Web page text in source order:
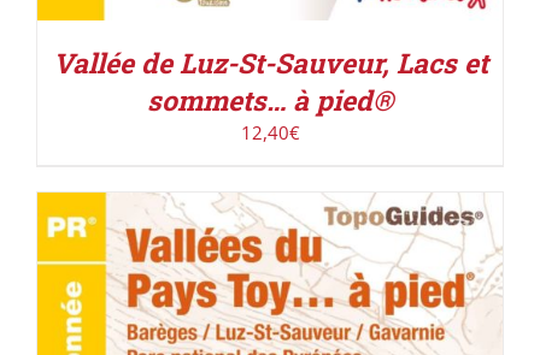
Vallée de Luz-St-Sauveur, Lacs et
sommets… à pied®
12,40€